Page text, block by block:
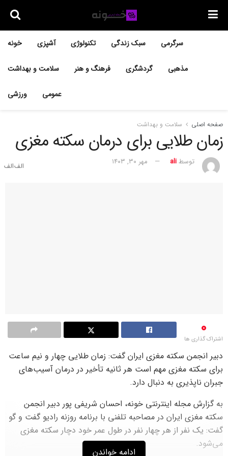
خونه آشپزی تکنولوژی سبک زندگی سرگرمی
سلامت و بهداشت فرهنگ و هنر گردشگری مذهبی
ورزشی عمومی
صفحه اصلی سلامت و بهداشت
زمان طلایی برای درمان سکته مغزی
توسطali مهر ۳۰, ۱۴۰۳
0
اشتراک گذاری ها
دبیر انجمن سکته مغزی ایران گفت: زمان طلایی چهار و نیم ساعت
برای سکته مغزی مهم است هر ثانیه تأخیر در درمان آسیب‌های
جبران ناپذیری به دنبال دارد.
به گزارش مجله اینترنتی خونه، احسان شریفی پور دبیر انجمن
سکته مغزی ایران در مصاحبه تلفنی با برنامه روزنه رادیو گفت و گو
گفت: یک نفر از هر چهار نفر در طول عمر خود دچار سکته مغزی
می‌شود.
ادامه خواندن